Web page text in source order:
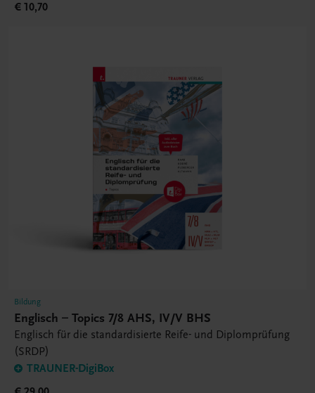
€ 10,70
Bildung
Englisch – Topics 7/8 AHS, IV/V BHS
Englisch für die standardisierte Reife- und Diplomprüfung
(SRDP)
TRAUNER-DigiBox